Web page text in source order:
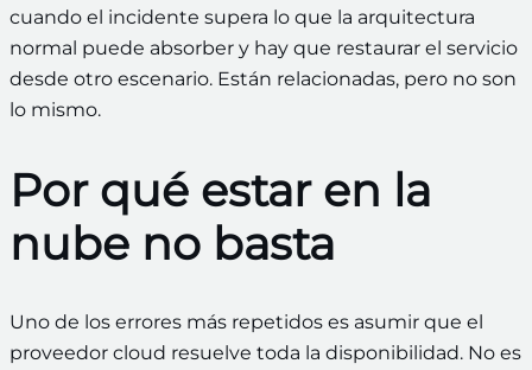
cuando el incidente supera lo que la arquitectura
normal puede absorber y hay que restaurar el servicio
desde otro escenario. Están relacionadas, pero no son
lo mismo.
Por qué estar en la
nube no basta
Uno de los errores más repetidos es asumir que el
proveedor cloud resuelve toda la disponibilidad. No es